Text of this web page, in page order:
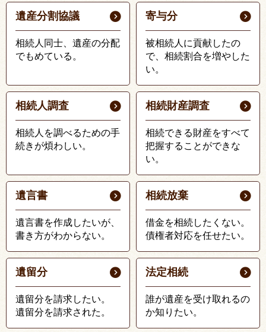
遺産分割協議
相続人同士、遺産の分配
でもめている。
寄与分
被相続人に貢献したの
で、相続割合を増やした
い。
相続人調査
相続人を調べるための手
続きが煩わしい。
相続財産調査
相続できる財産をすべて
把握することができな
い。
遺言書
遺言書を作成したいが、
書き方がわからない。
相続放棄
借金を相続したくない。
債権者対応を任せたい。
遺留分
遺留分を請求したい。
遺留分を請求された。
法定相続
誰が遺産を受け取れるの
か知りたい。